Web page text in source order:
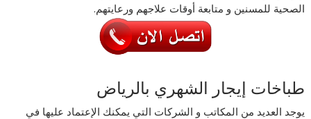
الصحية للمسنين و متابعة أوقات علاجهم ورعايتهم.
طباخات إيجار الشهري بالرياض
يوجد العديد من المكاتب و الشركات التي يمكنك الإعتماد عليها في